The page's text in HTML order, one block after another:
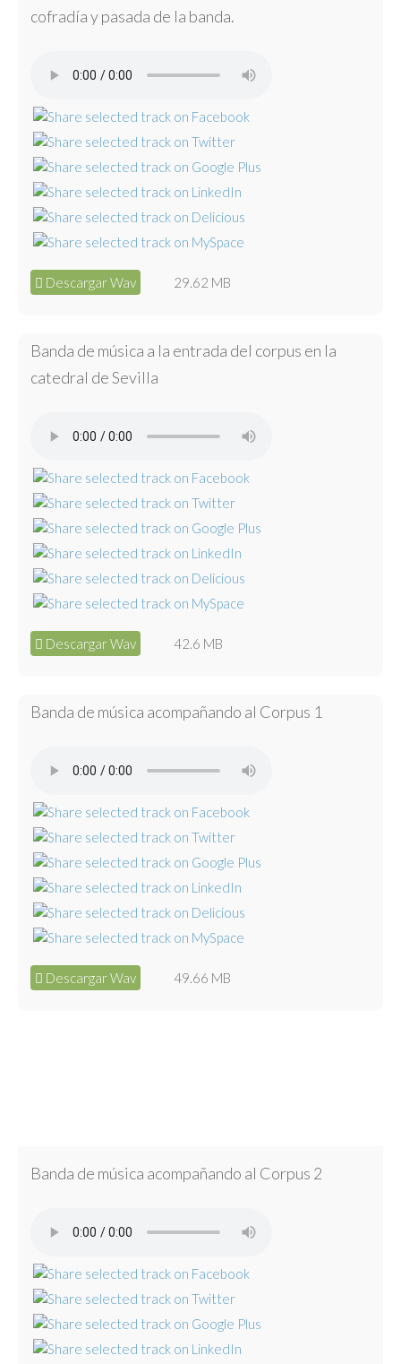
cofradía y pasada de la banda.
Descargar Wav 29.62 MB
Banda de música a la entrada del corpus en la
catedral de Sevilla
Descargar Wav 42.6 MB
Banda de música acompañando al Corpus 1
Descargar Wav 49.66 MB
Banda de música acompañando al Corpus 2